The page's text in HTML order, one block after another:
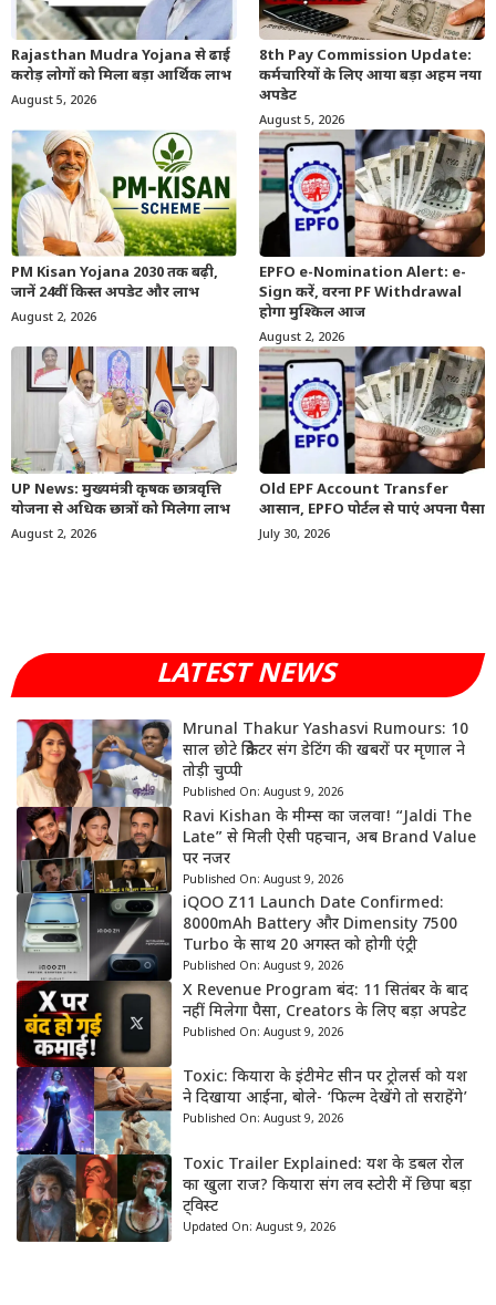
Rajasthan Mudra Yojana से ढाई
करोड़ लोगों को मिला बड़ा आर्थिक लाभ
August 5, 2026
8th Pay Commission Update:
कर्मचारियों के लिए आया बड़ा अहम नया
अपडेट
August 5, 2026
PM Kisan Yojana 2030 तक बढ़ी,
जानें 24वीं किस्त अपडेट और लाभ
August 2, 2026
EPFO e-Nomination Alert: e-
Sign करें, वरना PF Withdrawal
होगा मुश्किल आज
August 2, 2026
UP News: मुख्यमंत्री कृषक छात्रवृत्ति
योजना से अधिक छात्रों को मिलेगा लाभ
August 2, 2026
Old EPF Account Transfer
आसान, EPFO पोर्टल से पाएं अपना पैसा
July 30, 2026
LATEST NEWS
Mrunal Thakur Yashasvi Rumours: 10
साल छोटे क्रिकेटर संग डेटिंग की खबरों पर मृणाल ने
तोड़ी चुप्पी
Published On: August 9, 2026
Ravi Kishan के मीम्स का जलवा! “Jaldi The
Late” से मिली ऐसी पहचान, अब Brand Value
पर नजर
Published On: August 9, 2026
iQOO Z11 Launch Date Confirmed:
8000mAh Battery और Dimensity 7500
Turbo के साथ 20 अगस्त को होगी एंट्री
Published On: August 9, 2026
X Revenue Program बंद: 11 सितंबर के बाद
नहीं मिलेगा पैसा, Creators के लिए बड़ा अपडेट
Published On: August 9, 2026
Toxic: कियारा के इंटीमेट सीन पर ट्रोलर्स को यश
ने दिखाया आईना, बोले- ‘फिल्म देखेंगे तो सराहेंगे’
Published On: August 9, 2026
Toxic Trailer Explained: यश के डबल रोल
का खुला राज? कियारा संग लव स्टोरी में छिपा बड़ा
ट्विस्ट
Updated On: August 9, 2026